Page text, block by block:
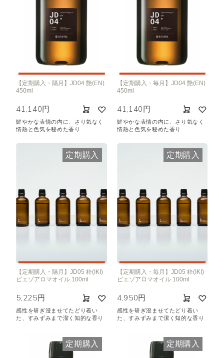
【定期購入・隔月】JD04 艶(EN)
450ml
41,140円
鮮やかな表情の内に、さり気なく
情熱と色気を秘めた香り
【定期購入・毎月】JD04 艶(EN)
450ml
41,140円
鮮やかな表情の内に、さり気なく
情熱と色気を秘めた香り
定期購入
【定期購入・隔月】JD05 粋(IKI)
ピエゾアロマオイル 100ml
5,225円
感性を研ぎ澄ませてたどり着い
た、すみずみまで潔く知的な香り
定期購入
【定期購入・毎月】JD05 粋(IKI)
ピエゾアロマオイル 100ml
4,950円
感性を研ぎ澄ませてたどり着い
た、すみずみまで潔く知的な香り
定期購入 定期購入